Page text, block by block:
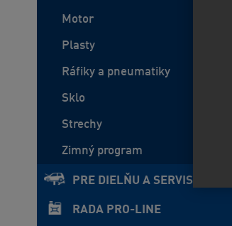
Motor
Plasty
Ráfiky a pneumatiky
Sklo
Strechy
Zimný program
PRE DIELŇU A SERVIS
RADA PRO-LINE